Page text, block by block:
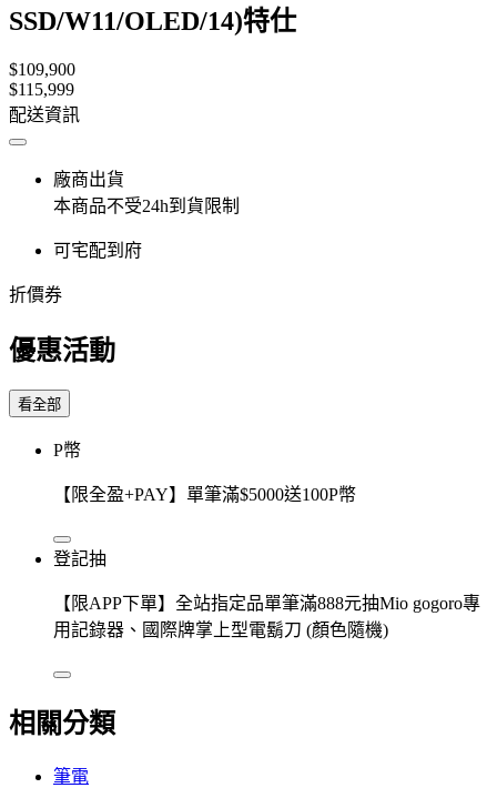
SSD/W11/OLED/14)特仕
$109,900
$115,999
配送資訊
廠商出貨
本商品不受24h到貨限制
可宅配到府
折價券
優惠活動
看全部
P幣
【限全盈+PAY】單筆滿$5000送100P幣
登記抽
【限APP下單】全站指定品單筆滿888元抽Mio gogoro專
用記錄器、國際牌掌上型電鬍刀 (顏色隨機)
相關分類
筆電